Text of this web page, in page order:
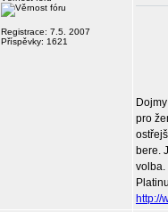
Registrace: 7.5. 2007
Příspěvky: 1621
pro
bere.
volba.
http://